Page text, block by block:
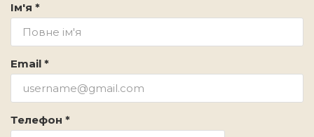
Ім'я *
Email *
Телефон *